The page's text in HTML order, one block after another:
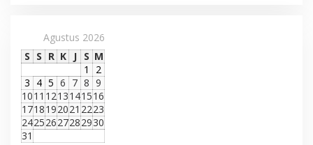
Agustus 2026
S S R K J S M
1
2
3 4 5 6 7 8 9
1011 1213141516
1718192021 2223
24252627282930
31